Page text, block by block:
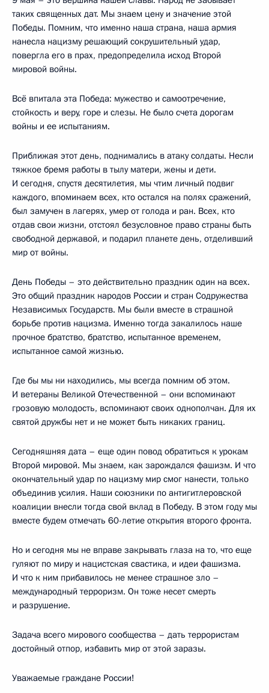
таких священных дат. Мы знаем цену и значение этой
Победы. Помним, что именно наша страна, наша армия
нанесла нацизму решающий сокрушительный удар,
повергла его в прах, предопределила исход Второй
мировой войны.
Всё впитала эта Победа: мужество и самоотречение,
стойкость и веру, горе и слезы. Не было счета дорогам
войны и ее испытаниям.
Приближая этот день, поднимались в атаку солдаты. Несли
тяжкое бремя работы в тылу матери, жены и дети.
И сегодня, спустя десятилетия, мы чтим личный подвиг
каждого, впоминаем всех, кто остался на полях сражений,
был замучен в лагерях, умер от голода и ран. Всех, кто
отдав свои жизни, отстоял безусловное право страны быть
свободной державой, и подарил планете день, отделивший
мир от войны.
День Победы – это действительно праздник один на всех.
Это общий праздник народов России и стран Содружества
Независимых Государств. Мы были вместе в страшной
борьбе против нацизма. Именно тогда закалилось наше
прочное братство, братство, испытанное временем,
испытанное самой жизнью.
Где бы мы ни находились, мы всегда помним об этом.
И ветераны Великой Отечественной – они вспоминают
грозовую молодость, вспоминают своих однополчан. Для их
святой дружбы нет и не может быть никаких границ.
Сегодняшняя дата – еще один повод обратиться к урокам
Второй мировой. Мы знаем, как зарождался фашизм. И что
окончательный удар по нацизму мир смог нанести, только
объединив усилия. Наши союзники по антигитлеровской
коалиции внесли тогда свой вклад в Победу. В этом году мы
вместе будем отмечать 60-летие открытия второго фронта.
Но и сегодня мы не вправе закрывать глаза на то, что еще
гуляют по миру и нацистская свастика, и идеи фашизма.
И что к ним прибавилось не менее страшное зло –
международный терроризм. Он тоже несет смерть
и разрушение.
Задача всего мирового сообщества – дать террористам
достойный отпор, избавить мир от этой заразы.
Уважаемые граждане России!